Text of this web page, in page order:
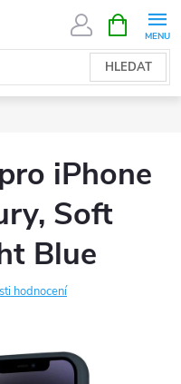
HLEDAT
NÁKUPNÍ
KOŠÍK
iPhone
Soft
Blue
hodnocení